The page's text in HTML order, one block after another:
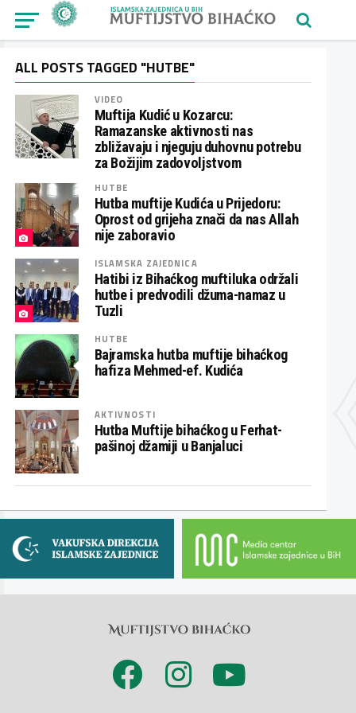
ALL POSTS TAGGED "HUTBE"
VIDEO
Muftija Kudić u Kozarcu:
Ramazanske aktivnosti nas
zbližavaju i njeguju duhovnu potrebu
za Božijim zadovoljstvom
HUTBE
Hutba muftije Kudića u Prijedoru:
Oprost od grijeha znači da nas Allah
nije zaboravio
ISLAMSKA ZAJEDNICA
Hatibi iz Bihaćkog muftiluka održali
hutbe i predvodili džuma-namaz u
Tuzli
HUTBE
Bajramska hutba muftije bihaćkog
hafiza Mehmed-ef. Kudića
AKTIVNOSTI
Hutba Muftije bihaćkog u Ferhat-
pašinoj džamiji u Banjaluci